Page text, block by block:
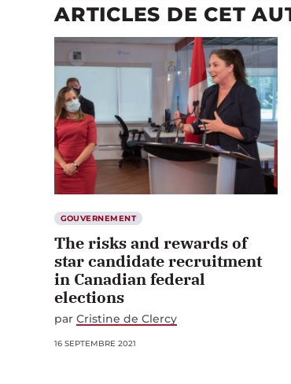
ARTICLES DE CET
GOUVERNEMENT
The risks and rewards of
star candidate recruitment
in Canadian federal
elections
par Cristine de Clercy
16 SEPTEMBRE 2021